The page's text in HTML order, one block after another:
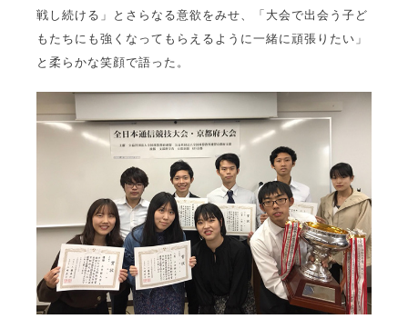
戦し続ける」とさらなる意欲をみせ、「大会で出会う子ど
もたちにも強くなってもらえるように一緒に頑張りたい」
と柔らかな笑顔で語った。